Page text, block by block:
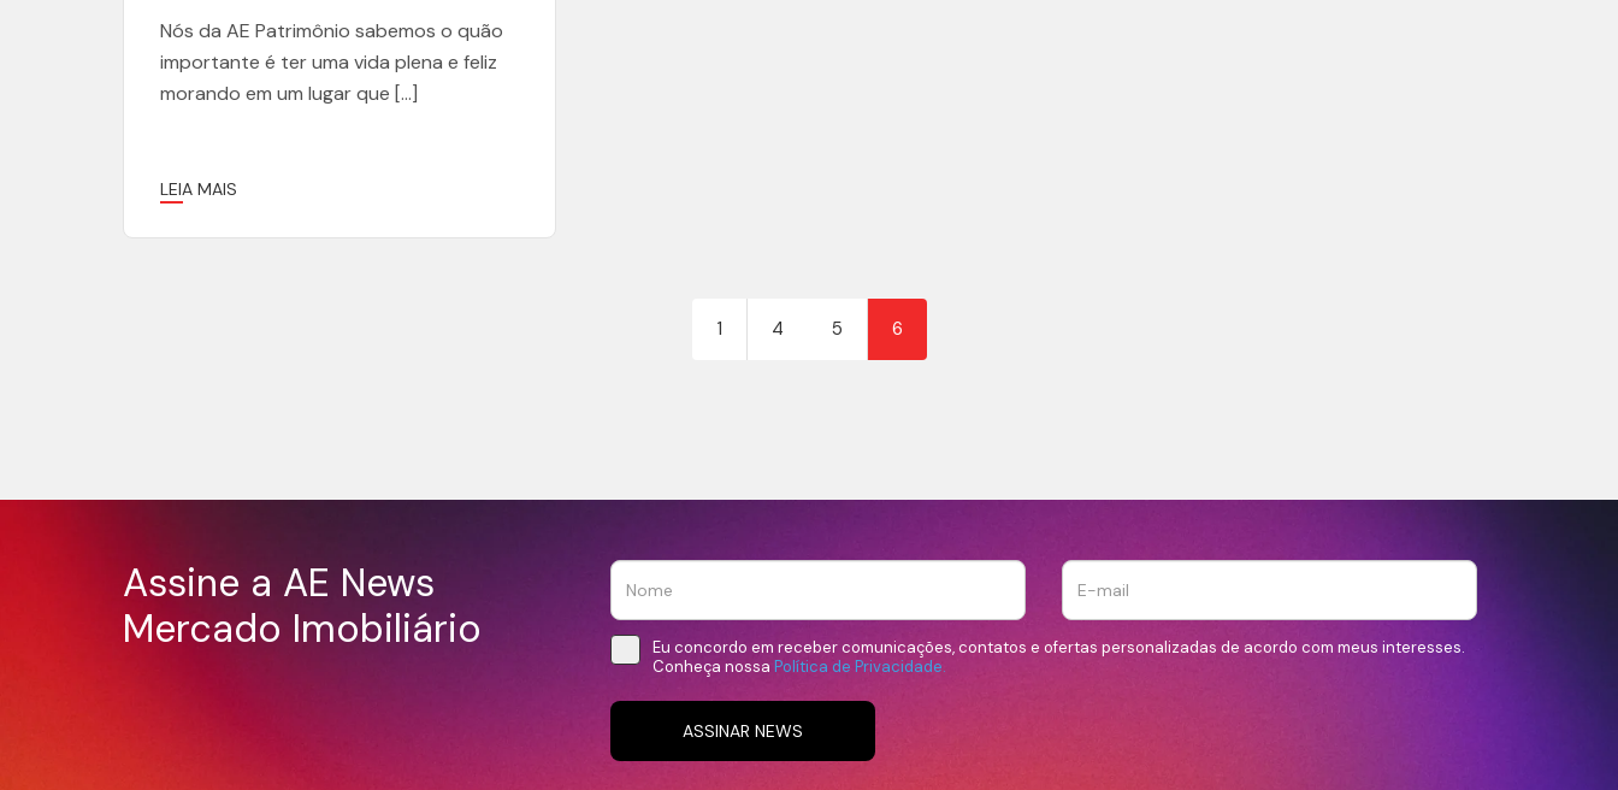
Nós da AE Patrimônio sabemos o quão
importante é ter uma vida plena e feliz
morando em um lugar que […]
LEIA MAIS
1 4 5 6
Assine a AE News
Mercado Imobiliário
Eu concordo em receber comunicações, contatos e ofertas personalizadas de acordo com meus interesses.
Conheça nossa Política de Privacidade.
ASSINAR NEWS